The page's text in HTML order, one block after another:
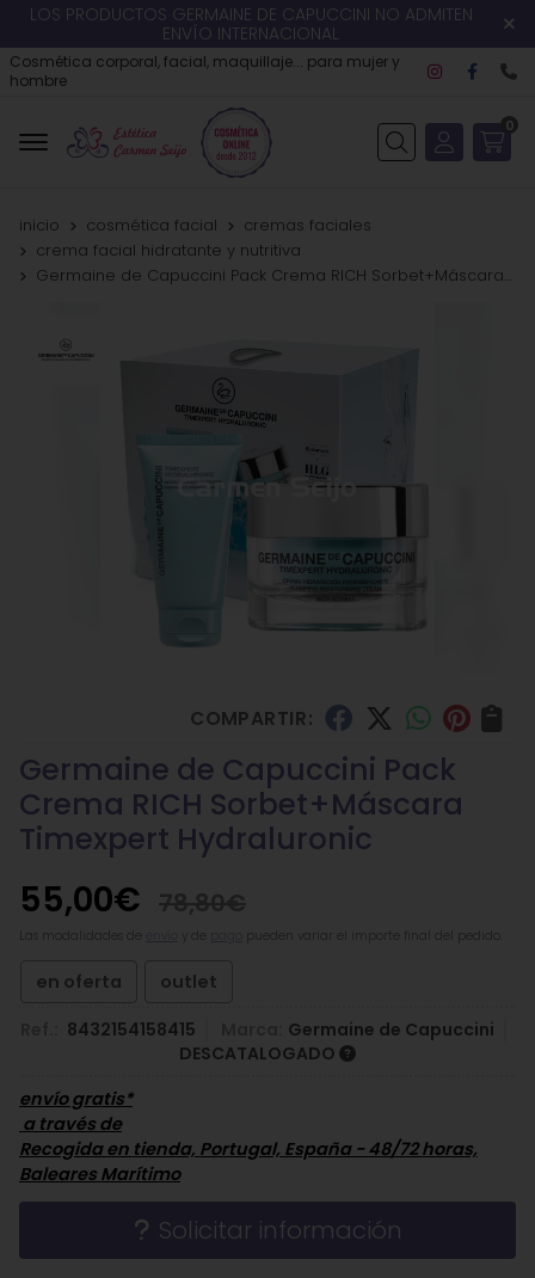
LOS PRODUCTOS GERMAINE DE CAPUCCINI NO ADMITEN
ENVÍO INTERNACIONAL
Cosmética corporal, facial, maquillaje... para mujer y
hombre
Buscar
0
inicio cosmética facial
cremas faciales
crema facial hidratante y nutritiva
Germaine de Capuccini Pack Crema RICH Sorbet+Máscara Timexpert Hydraluronic
COMPARTIR:
Germaine de Capuccini Pack
Crema RICH Sorbet+Máscara
Timexpert Hydraluronic
55,00€
pueden variar el importe final del pedido.
en oferta outlet
8432154158415
Germaine de Capuccini
DESCATALOGADO
envío gratis*
a través de
Recogida en tienda, Portugal, España - 48/72 horas,
Baleares Marítimo
Solicitar información